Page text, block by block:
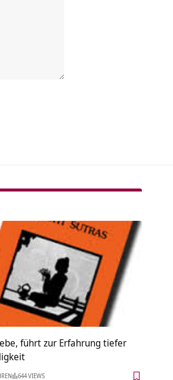
führt zur Erfahrung tiefer
644 VIEWS